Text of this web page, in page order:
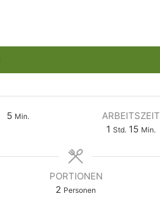
5 Min.
ARBEITSZEIT
1 Std. 15 Min.
PORTIONEN
2 Personen